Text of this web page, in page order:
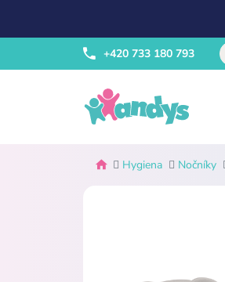
+420 733 180 793
Hygiena Nočníky